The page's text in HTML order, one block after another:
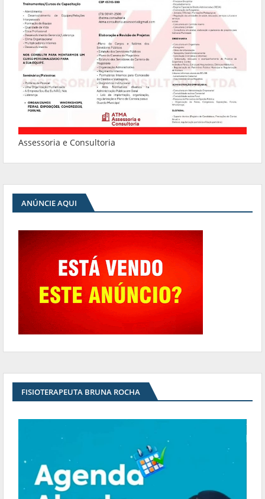
Assessoria e Consultoria
ANÚNCIE AQUI
FISIOTERAPEUTA BRUNA ROCHA